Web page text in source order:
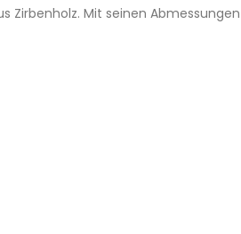
Zirbenholz. Mit seinen Abmessungen